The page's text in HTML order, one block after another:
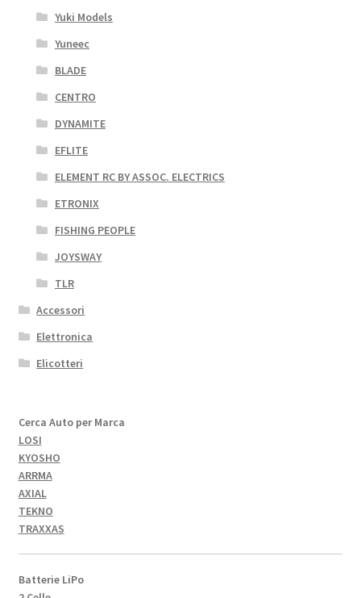
Yuki Models
Yuneec
BLADE
CENTRO
DYNAMITE
EFLITE
ELEMENT RC BY ASSOC. ELECTRICS
ETRONIX
FISHING PEOPLE
JOYSWAY
TLR
Accessori
Elettronica
Elicotteri
Cerca Auto per Marca
LOSI
KYOSHO
ARRMA
AXIAL
TEKNO
TRAXXAS
Batterie LiPo